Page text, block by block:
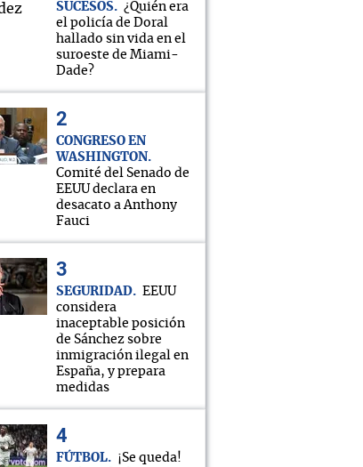
SUCESOS
¿Quién era
el policía de Doral
hallado sin vida en el
suroeste de Miami-
Dade?
CONGRESO EN
WASHINGTON
Comité del Senado de
EEUU declara en
desacato a Anthony
Fauci
SEGURIDAD
EEUU
considera
inaceptable posición
de Sánchez sobre
inmigración ilegal en
España, y prepara
medidas
FÚTBOL
¡Se queda!